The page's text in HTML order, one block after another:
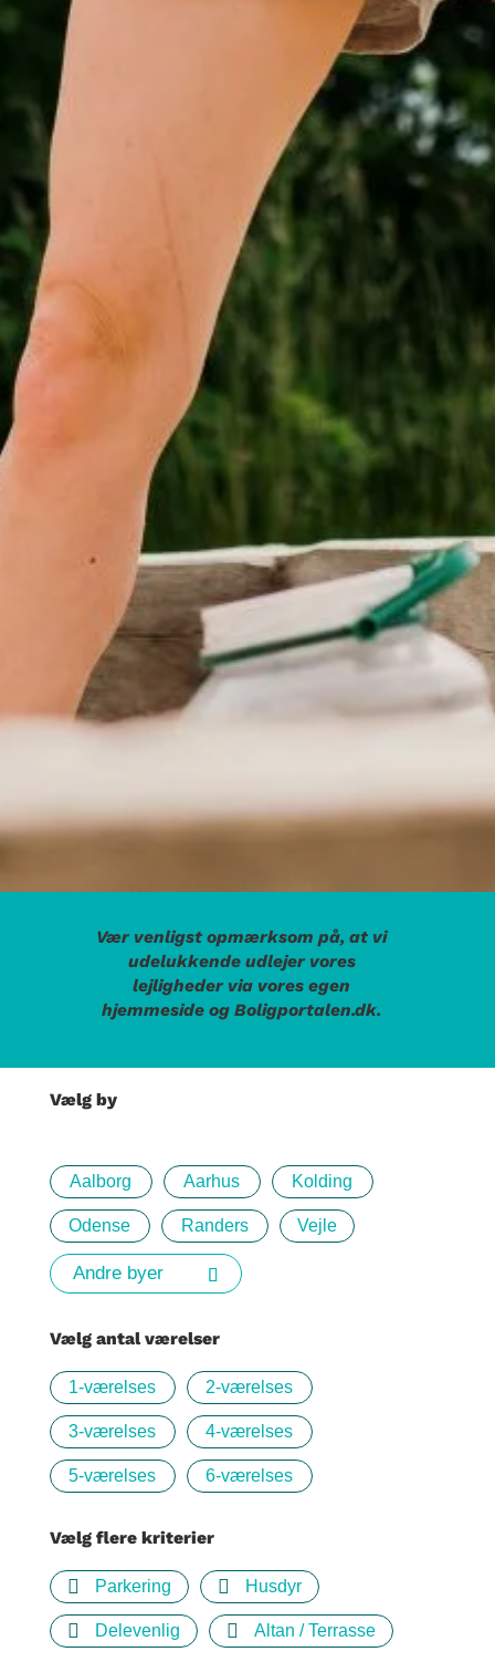
Vær venligst opmærksom på, at vi
udelukkende udlejer vores
lejligheder via vores egen
hjemmeside og Boligportalen.dk.
Vælg by
Aalborg Aarhus Kolding
Odense Randers Vejle
Andre byer
Vælg antal værelser
1-værelses 2-værelses
3-værelses 4-værelses
5-værelses 6-værelses
Vælg flere kriterier
Parkering Husdyr
Delevenlig Altan / Terrasse